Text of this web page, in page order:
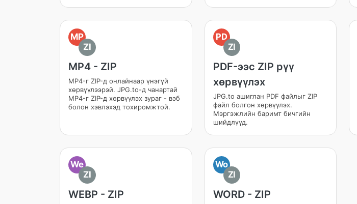
MP
ZI
MP4 - ZIP
MP4-г ZIP-д онлайнаар үнэгүй
хөрвүүлээрэй. JPG.to-д чанартай
MP4-г ZIP-д хөрвүүлэх зураг - вэб
болон хэвлэхэд тохиромжтой.
PD
ZI
PDF-ээс ZIP рүү
хөрвүүлэх
JPG.to ашиглан PDF файлыг ZIP
файл болгон хөрвүүлэх.
Мэргэжлийн баримт бичгийн
шийдлүүд.
We
ZI
WEBP - ZIP
Wo
ZI
WORD - ZIP